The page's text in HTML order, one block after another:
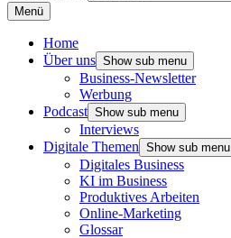
Menü
Home
Über uns Show sub menu
Business-Newsletter
Werbung
Podcast Show sub menu
Interviews
Digitale Themen Show sub menu
Digitales Business
KI im Business
Produktives Arbeiten
Online-Marketing
Glossar